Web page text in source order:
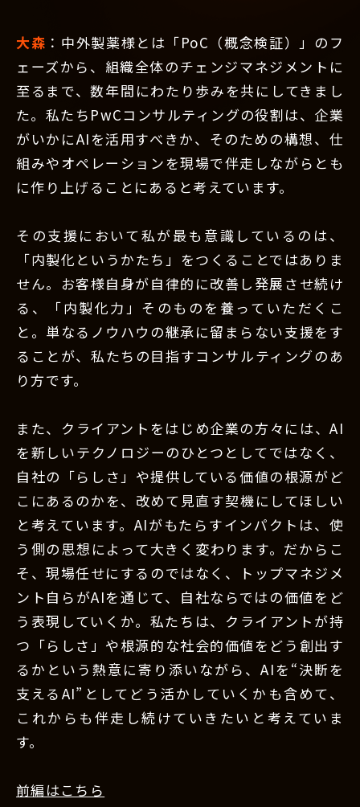
大森 ：中外製薬様とは「PoC（概念検証）」のフ
ェーズから、組織全体のチェンジマネジメントに
至るまで、数年間にわたり歩みを共にしてきまし
た。私たちPwCコンサルティングの役割は、企業
がいかにAIを活用すべきか、そのための構想、仕
組みやオペレーションを現場で伴走しながらとも
に作り上げることにあると考えています。
その支援において私が最も意識しているのは、
「内製化というかたち」をつくることではありま
せん。お客様自身が自律的に改善し発展させ続け
る、「内製化力」そのものを養っていただくこ
と。単なるノウハウの継承に留まらない支援をす
ることが、私たちの目指すコンサルティングのあ
り方です。
また、クライアントをはじめ企業の方々には、AI
を新しいテクノロジーのひとつとしてではなく、
自社の「らしさ」や提供している価値の根源がど
こにあるのかを、改めて見直す契機にしてほしい
と考えています。AIがもたらすインパクトは、使
う側の思想によって大きく変わります。だからこ
そ、現場任せにするのではなく、トップマネジメ
ント自らがAIを通じて、自社ならではの価値をど
う表現していくか。私たちは、クライアントが持
つ「らしさ」や根源的な社会的価値をどう創出す
るかという熱意に寄り添いながら、AIを“決断を
支えるAI”としてどう活かしていくかも含めて、
これからも伴走し続けていきたいと考えていま
す。
前編はこちら